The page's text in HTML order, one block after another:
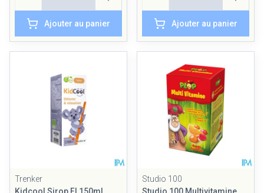
Ajouter au panier Ajouter au panier
Trenker
Studio 100